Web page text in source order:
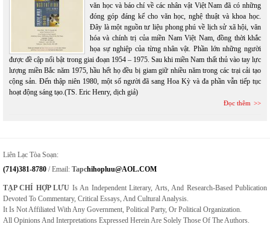
văn học và báo chí về các nhân vật Việt Nam đã có những
đóng góp đáng kể cho văn học, nghệ thuật và khoa học.
Đây là một nguồn tư liệu phong phú về lịch sử xã hội, văn
hóa và chính trị của miền Nam Việt Nam, đồng thời khắc
họa sự nghiệp của từng nhân vật. Phần lớn những người
được đề cập nổi bật trong giai đoạn 1954 – 1975. Sau khi miền Nam thất thủ vào tay lực
lượng miền Bắc năm 1975, hầu hết họ đều bị giam giữ nhiều năm trong các trại cải tạo
cộng sản. Đến thập niên 1980, một số người đã sang Hoa Kỳ và đa phần vẫn tiếp tục
hoạt động sáng tạo.(TS. Eric Henry, dịch giả)
Đọc thêm
Liên Lạc Tòa Soạn:
(714)381-8780 / Email: TapcHihopluu@AOL.COM
TẠP CHÍ HỢP LƯU Is An Independent Literary, Arts, And Research-Based Publication
Devoted To Commentary, Critical Essays, And Cultural Analysis.
It Is Not Affiliated With Any Government, Political Party, Or Political Organization.
All Opinions And Interpretations Expressed Herein Are Solely Those Of The Authors.